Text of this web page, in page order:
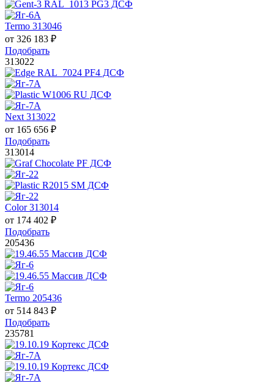
Termo 313046
от 326 183 ₽
Подобрать
313022
Next 313022
от 165 656 ₽
Подобрать
313014
Color 313014
от 174 402 ₽
Подобрать
205436
Termo 205436
от 514 843 ₽
Подобрать
235781